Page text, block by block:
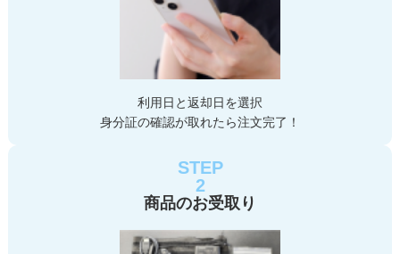
利用日と返却日を選択
身分証の確認が取れたら注文完了！
STEP
2
商品のお受取り